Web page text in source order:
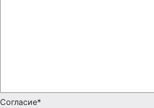
Согласие*